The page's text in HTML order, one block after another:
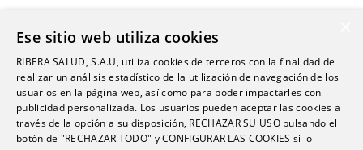
Qué ofrecemos
Consejos
Libre elección
Ese sitio web utiliza cookies
RIBERA SALUD, S.A.U, utiliza cookies de terceros con la finalidad de
realizar un análisis estadístico de la utilización de navegación de los
usuarios en la página web, así como para poder impactarles con
publicidad personalizada. Los usuarios pueden aceptar las cookies a
través de la opción a su disposición, RECHAZAR SU USO pulsando el
botón de "RECHAZAR TODO" y CONFIGURAR LAS COOKIES si lo